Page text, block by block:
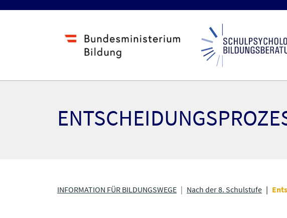
INFORMATION FÜR BILDUNGSWEGE Nach der 8. Schulstufe